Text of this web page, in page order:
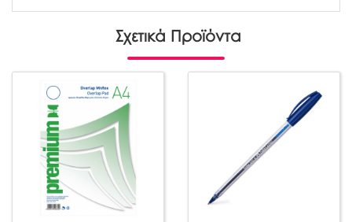
Σχετικά Προϊόντα